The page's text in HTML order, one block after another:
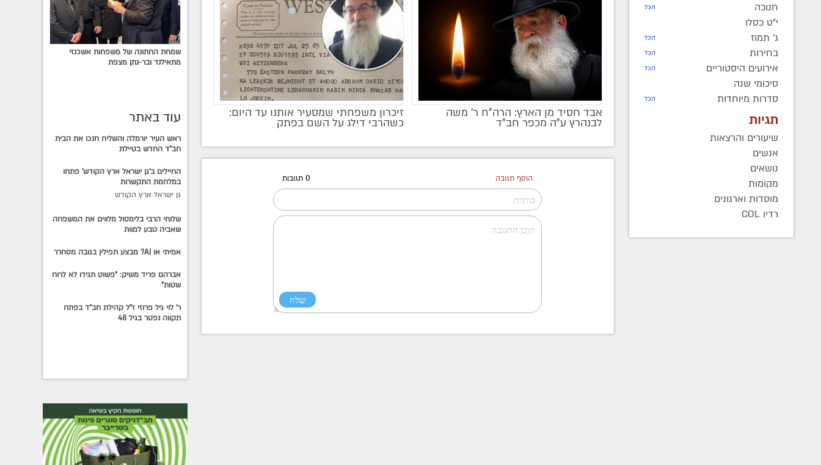
חנוכה הכל
י"ט כסלו
ג' תמוז
הכל
בחירות הכל
אירועים היסטוריים הכל
סיכומי שנה
סדרות מיוחדות
הכל
תגיות
שיעורים והרצאות
אנשים
נושאים
מקומות
מוסדות וארגונים
רדיו COL
אבד חסיד מן הארץ: הרה"ח ר' משה
לבנהרץ ע"ה מכפר חב"ד
זיכרון משפחתי שמסעיר אותנו עד היום:
כשהרבי דילג על השם בפתק
הוסף תגובה 0 תגובות
שמחת החתונה של משפחות אשכנזי
מתאילנד ובר-נתן מצפת
עוד באתר
ראש העיר יורמלה והשליח חנכו את הבית
חב"ד החדש בטיילת
החיילים ב'גן ישראל ארץ הקודש' פתחו
במלחמת התקשרות
גן ישראל ארץ הקודש
שלוחי הרבי בלימסול מלווים את המשפחה
שאביה טבע למוות
אמיתי או AI? מבצע תפילין בגובה מסחרר
אברהם פריד משיק: "פשוט תגידו לא לרוח
שטות"
ר' לוי גיל פרוזי ז"ל קהילת חב"ד בפתח
תקווה נפטר בגיל 48